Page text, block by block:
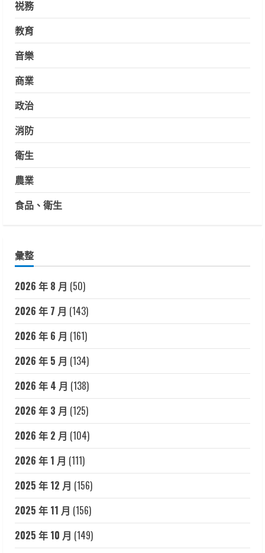
祱務
教育
音樂
商業
政治
消防
衛生
農業
食品、衛生
彙整
2026 年 8 月 (50)
2026 年 7 月 (143)
2026 年 6 月 (161)
2026 年 5 月 (134)
2026 年 4 月 (138)
2026 年 3 月 (125)
2026 年 2 月 (104)
2026 年 1 月 (111)
2025 年 12 月 (156)
2025 年 11 月 (156)
2025 年 10 月 (149)